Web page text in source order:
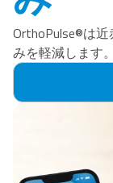
OrthoPulse®は
みを軽減します。